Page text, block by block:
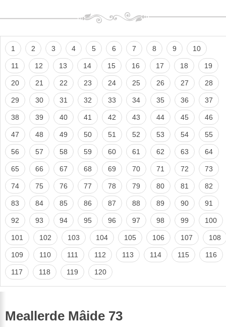
1 2 3 4 5 6 7 8 9 10
11 12 13 14 15 16 17 18 19
20 21 22 23 24 25 26 27 28
29 30 31 32 33 34 35 36 37
38 39 40 41 42 43 44 45 46
47 48 49 50 51 52 53 54 55
56 57 58 59 60 61 62 63 64
65 66 67 68 69 70 71 72 73
74 75 76 77 78 79 80 81 82
83 84 85 86 87 88 89 90 91
92 93 94 95 96 97 98 99 100
101 102 103 104 105 106 107 108
109 110 111 112 113 114 115 116
117 118 119 120
Meallerde Mâide 73